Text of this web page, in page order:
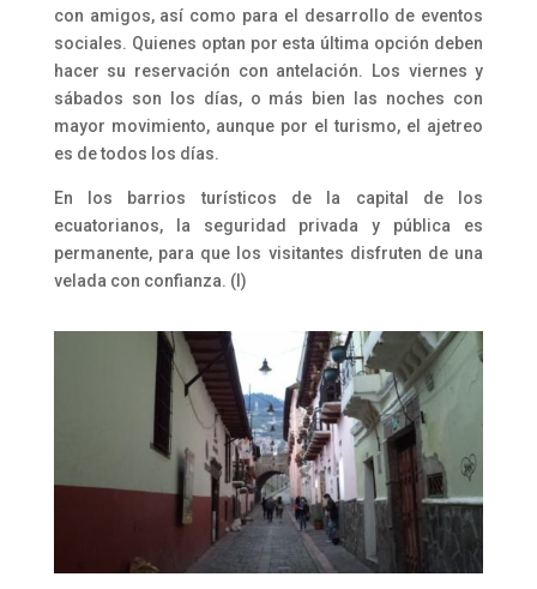
con amigos, así como para el desarrollo de eventos
sociales. Quienes optan por esta última opción deben
hacer su reservación con antelación. Los viernes y
sábados son los días, o más bien las noches con
mayor movimiento, aunque por el turismo, el ajetreo
es de todos los días.
En los barrios turísticos de la capital de los
ecuatorianos, la seguridad privada y pública es
permanente, para que los visitantes disfruten de una
velada con confianza. (I)